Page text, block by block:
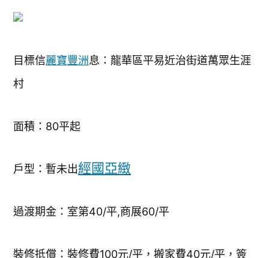
目標信麗寶豐洲息：龍華區平易近治街道萬眾生涯
村
面積：80平起
戶型：暫未出經國亞緻
過渡期金：室第40/平,商展60/平
裝修抵償：裝修費100元/平，搬家費40元/平，簽